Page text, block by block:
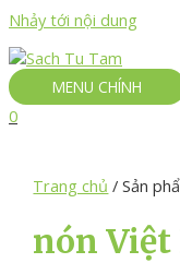
Nhảy tới nội dung
MENU CHÍNH
0
Trang chủ / Sản
nón Việt